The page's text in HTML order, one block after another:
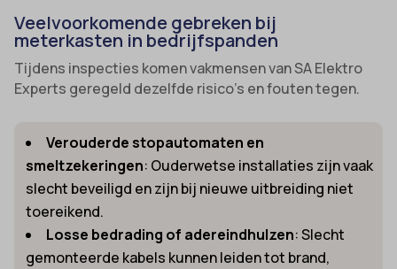
Veelvoorkomende gebreken bij
meterkasten in bedrijfspanden
Tijdens inspecties komen vakmensen van SA Elektro
Experts geregeld dezelfde risico’s en fouten tegen.
Verouderde stopautomaten en
smeltzekeringen: Ouderwetse installaties zijn vaak
slecht beveiligd en zijn bij nieuwe uitbreiding niet
toereikend.
Losse bedrading of adereindhulzen: Slecht
gemonteerde kabels kunnen leiden tot brand,